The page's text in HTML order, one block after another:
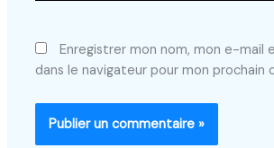
Enregistrer mon nom, mon e-mail
dans le navigateur pour mon prochain